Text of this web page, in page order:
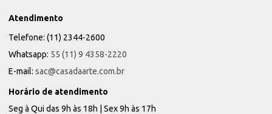
Atendimento
Telefone: (11) 2344-2600
Whatsapp: 55 (11) 9 4358-2220
E-mail: sac@casadaarte.com.br
Horário de atendimento
Seg à Qui das 9h às 18h | Sex 9h às 17h